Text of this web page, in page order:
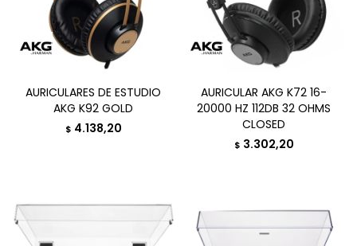
AURICULARES DE ESTUDIO
AKG K92 GOLD
$ 4.138,20
AURICULAR AKG K72 16-
20000 HZ 112DB 32 OHMS
CLOSED
$ 3.302,20